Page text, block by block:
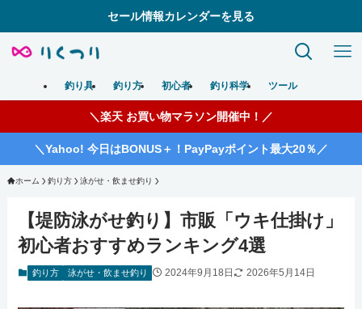
セール情報カレンダーを見る
釣り具 釣り方 初心者 釣り科学 ツール
＼楽天 お買い物マラソン開催中！／
＼Yahoo! 今日はBONUS＋！PayPayポイント最大20％／
ホーム 釣り方 泳がせ・飲ませ釣り
【堤防泳がせ釣り】市販「ウキ仕掛け」
初心者おすすめランキング4選
釣り方 泳がせ・飲ませ釣り 2024年9月18日 2026年5月14日